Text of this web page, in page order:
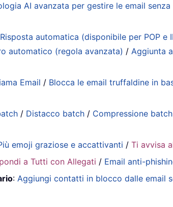
AI avanzata per gestire le email
Risposta automatica (disponibile per POP e
automatico (regola avanzata) /Aggiunta
Email / Blocca le email truffaldine in
/ Distacco batch / Compressione batch
emoji graziose e accattivanti /Ti avvisa
a Tutti con Allegati / Email anti-
:Aggiungi contatti in blocco dalle email